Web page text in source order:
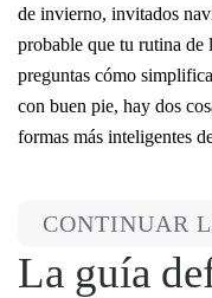
de invierno, invitados
probable que tu rutina de
preguntas cómo
con buen pie, hay dos
formas más inteligentes
CONTINUAR
La guía